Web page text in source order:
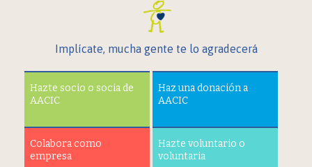
Implícate, mucha gente te lo agradecerá
Hazte socio o socia de
AACIC
Haz una donación a
AACIC
Colabora como
empresa
Hazte voluntario o
voluntaria